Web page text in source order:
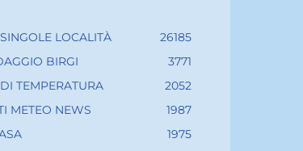
LOCALITÀ
26185
BIRGI
3771
TEMPERATURA
2052
METEO NEWS
1987
1975